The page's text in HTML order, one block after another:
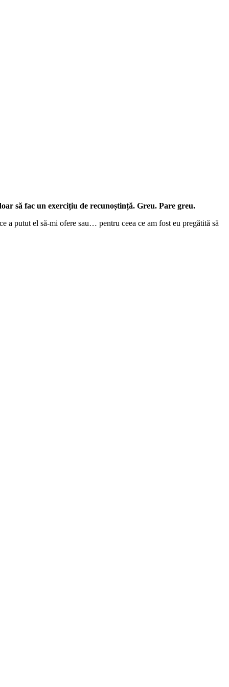
să fac un exercițiu de recunoștință. Greu. Pare greu.
a putut el să-mi ofere sau… pentru ceea ce am fost eu pregătită să